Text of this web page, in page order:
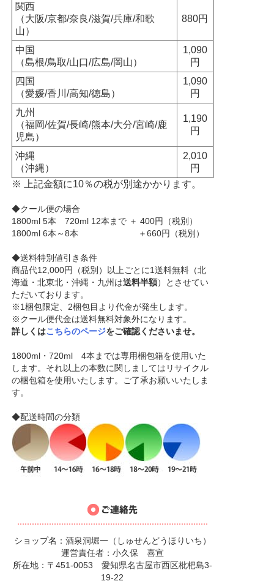
関西
（大阪/京都/奈良/滋賀/兵庫/和歌
山）
880円
中国
（島根/鳥取/山口/広島/岡山）
1,090
円
四国
（愛媛/香川/高知/徳島）
1,090
円
九州
（福岡/佐賀/長崎/熊本/大分/宮崎/鹿
児島）
1,190
円
沖縄
（沖縄）
2,010
円
※ 上記金額に10％の税が別途かかります。
◆クール便の場合
1800ml 5本 720ml 12本まで ＋ 400円（税別）
1800ml 6本～8本 ＋660円（税別）
◆送料特別値引き条件
商品代12,000円（税別）以上ごとに1送料無料（北
海道・北東北・沖縄・九州は送料半額）とさせてい
ただいております。
※1梱包限定、2梱包目より代金が発生します。
※クール便代金は送料無料対象外になります。
詳しくはこちらのページをご確認くださいませ。
1800ml・720ml 4本までは専用梱包箱を使用いた
します。それ以上の本数に関しましてはリサイクル
の梱包箱を使用いたします。ご了承お願いいたしま
す。
◆配送時間の分類
ショップ名：酒泉洞堀一（しゅせんどうほりいち）
運営責任者：小久保 喜宣
所在地：〒451-0053 愛知県名古屋市西区枇杷島3-
19-22